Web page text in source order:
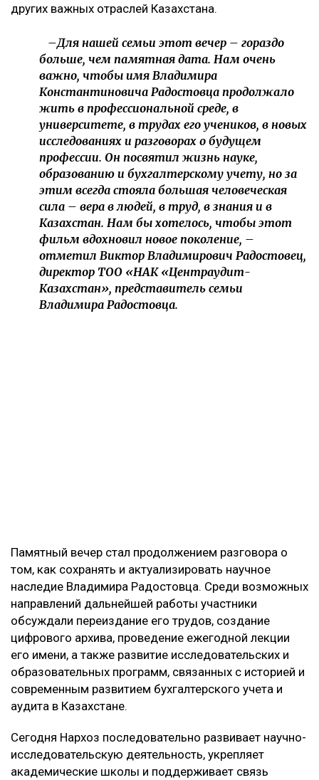
других важных отраслей Казахстана.
–Для нашей семьи этот вечер – гораздо
больше, чем памятная дата. Нам очень
важно, чтобы имя Владимира
Константиновича Радостовца продолжало
жить в профессиональной среде, в
университете, в трудах его учеников, в новых
исследованиях и разговорах о будущем
профессии. Он посвятил жизнь науке,
образованию и бухгалтерскому учету, но за
этим всегда стояла большая человеческая
сила – вера в людей, в труд, в знания и в
Казахстан. Нам бы хотелось, чтобы этот
фильм вдохновил новое поколение, –
отметил Виктор Владимирович Радостовец,
директор ТОО «НАК «Центраудит-
Казахстан», представитель семьи
Владимира Радостовца.
Памятный вечер стал продолжением разговора о
том, как сохранять и актуализировать научное
наследие Владимира Радостовца. Среди возможных
направлений дальнейшей работы участники
обсуждали переиздание его трудов, создание
цифрового архива, проведение ежегодной лекции
его имени, а также развитие исследовательских и
образовательных программ, связанных с историей и
современным развитием бухгалтерского учета и
аудита в Казахстане.
Сегодня Нархоз последовательно развивает научно-
исследовательскую деятельность, укрепляет
академические школы и поддерживает связь